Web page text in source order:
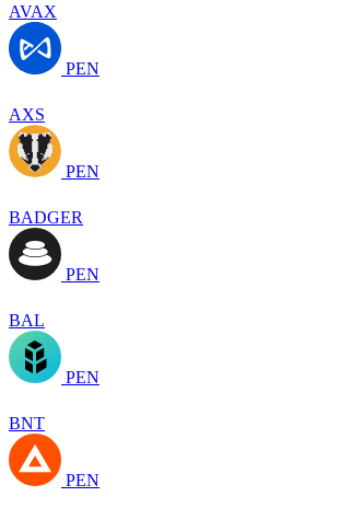
AVAX
PEN
AXS
PEN
BADGER
PEN
BAL
PEN
BNT
PEN